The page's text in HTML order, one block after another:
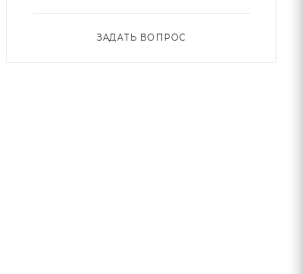
ЗАДАТЬ ВОПРОС